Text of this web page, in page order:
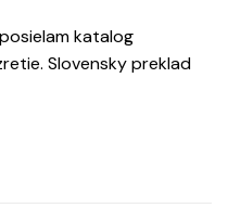
katalog
Slovensky preklad